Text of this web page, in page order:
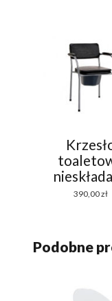
390,00zł
Podobne